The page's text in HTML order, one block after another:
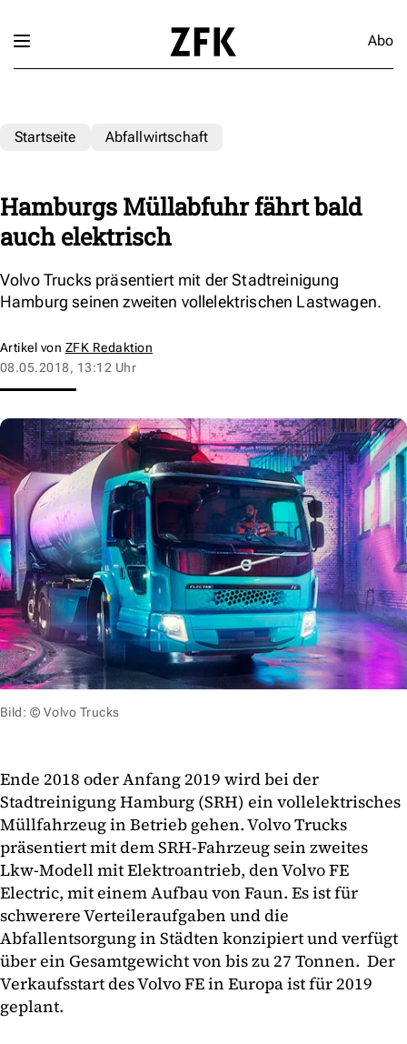
Abo
Startseite Abfallwirtschaft
Hamburgs Müllabfuhr fährt bald
auch elektrisch
Volvo Trucks präsentiert mit der Stadtreinigung
Hamburg seinen zweiten vollelektrischen Lastwagen.
Artikel von ZFK Redaktion
08.05.2018, 13:12 Uhr
Bild: © Volvo Trucks
Ende 2018 oder Anfang 2019 wird bei der
Stadtreinigung Hamburg (SRH) ein vollelektrisches
Müllfahrzeug in Betrieb gehen. Volvo Trucks
präsentiert mit dem SRH-Fahrzeug sein zweites
Lkw-Modell mit Elektroantrieb, den Volvo FE
Electric, mit einem Aufbau von Faun. Es ist für
schwerere Verteileraufgaben und die
Abfallentsorgung in Städten konzipiert und verfügt
über ein Gesamtgewicht von bis zu 27 Tonnen. Der
Verkaufsstart des Volvo FE in Europa ist für 2019
geplant.